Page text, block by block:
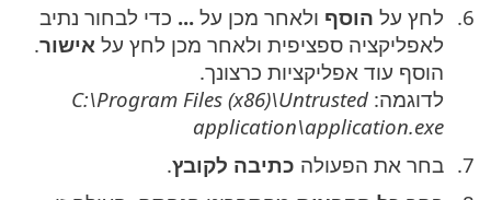
לחץ על הוסף ולאחר מכן על ... כדי לבחור נתיב
לאפליקציה ספציפית ולאחר מכן לחץ על אישור.
הוסף עוד אפליקציות כרצונך.
לדוגמה: C:\Program Files (x86)\Untrusted
application\application.exe
בחר את הפעולה כתיבה לקובץ.